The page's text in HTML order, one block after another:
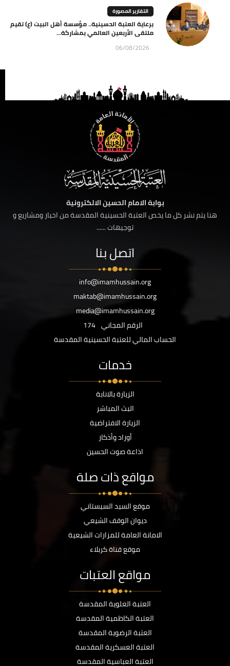
التقارير المصورة
برعاية العتبة الحسينية.. مؤسسة أهل البيت (ع) تقيم
ملتقى الأربعين العالمي بمشاركة...
06/08/2026
بوابة الامام الحسين الالكترونية
هنا يتم نشر كل ما يخص العتبة الحسينية المقدسة من اخبار ومشاريع و
توجيهات ......
اتصل بنا
info@imamhussain.org
maktab@imamhussain.org
media@imamhussain.org
الرقم المجاني 174
الحساب المالي للعتبة الحسينية المقدسة
خدمات
الزيارة بالانابة
البث المباشر
الزيارة الافتراضية
أوراد وأذكار
اذاعة صوت الحسين
مواقع ذات صلة
موقع السيد السيستاني
ديوان الوقف الشيعي
الامانة العامة للمزارات الشيعية
موقع قناة كربلاء
مواقع العتبات
العتبة العلوية المقدسة
العتبة الكاظمية المقدسة
العتبة الرضوية المقدسة
العتبة العسكرية المقدسة
العتبة العباسية المقدسة